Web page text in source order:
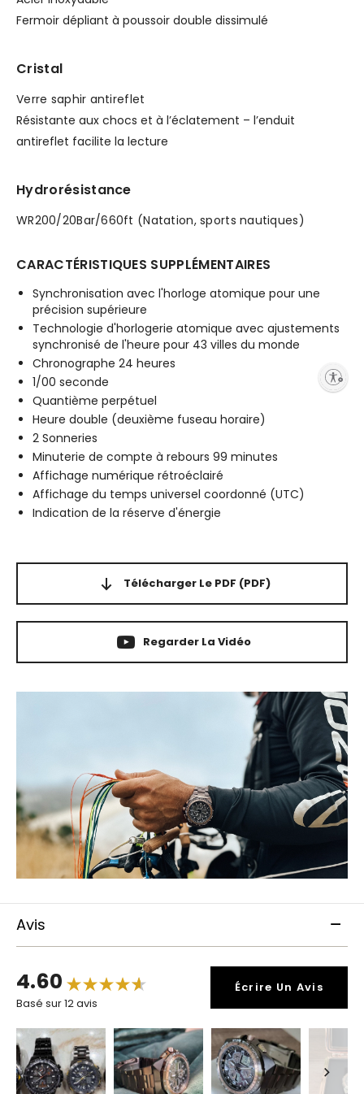
Fermoir dépliant à poussoir double dissimulé
Cristal
Verre saphir antireflet
Résistante aux chocs et à l’éclatement – l’enduit
antireflet facilite la lecture
Hydrorésistance
WR200/20Bar/660ft (Natation, sports nautiques)
CARACTÉRISTIQUES SUPPLÉMENTAIRES
Synchronisation avec l'horloge atomique pour une
précision supérieure
Technologie d'horlogerie atomique avec ajustements
synchronisé de l'heure pour 43 villes du monde
Chronographe 24 heures
1/00 seconde
Quantième perpétuel
Heure double (deuxième fuseau horaire)
2 Sonneries
Minuterie de compte à rebours 99 minutes
Affichage numérique rétroéclairé
Affichage du temps universel coordonné (UTC)
Indication de la réserve d'énergie
Télécharger Le PDF (PDF)
Regarder La Vidéo
Avis
4.60
Basé sur 12 avis
Écrire Un Avis